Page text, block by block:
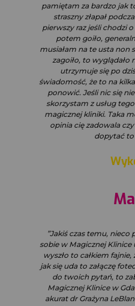
pamiętam za bardzo jak
straszny złapał
pierwszy raz jeśli chodzi
potem goiło,
musiałam na te usta non
zagoiło, to wyglądało
utrzymuje się po
świadomość, że to na
ponowić. Jeśli nic się
skorzystam z usług
magicznej kliniki. Taka
opinia cię zadowala
dopytać to
”Jakiś czas temu,
sobie w Magicznej Klinice
wyszło to całkiem
jak się uda to załączę
do twoich pytań, to
Magicznej Klinice w
akurat dr Grażyna